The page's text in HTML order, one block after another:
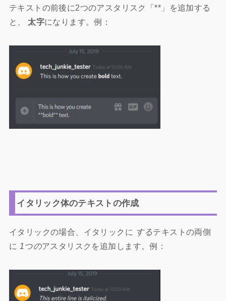
テキストの前後に2つのアスタリスク「**」を追加する
と、 太字になります。例：
イタリック体のテキストの作成
イタリックの場合、イタリックに するテキストの両側
に 1つのアスタリスクを追加します。例：